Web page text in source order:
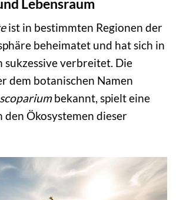
ist in bestimmten Regionen der
beheimatet und hat sich in
sukzessive verbreitet. Die
dem botanischen Namen
bekannt, spielt eine
den Ökosystemen dieser